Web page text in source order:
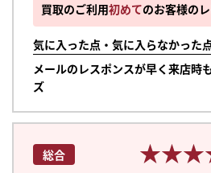
買取のご利用初めてのお客様の
気に入った点・気に入らなかった
メールのレスポンスが早く来店時
ズ
総合